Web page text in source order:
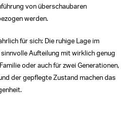
von überschaubaren
werden.
für sich: Die ruhige Lage im
Aufteilung mit wirklich genug
oder auch für zwei Generationen,
der gepflegte Zustand machen das